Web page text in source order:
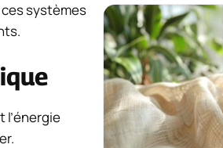
systèmes
l’énergie